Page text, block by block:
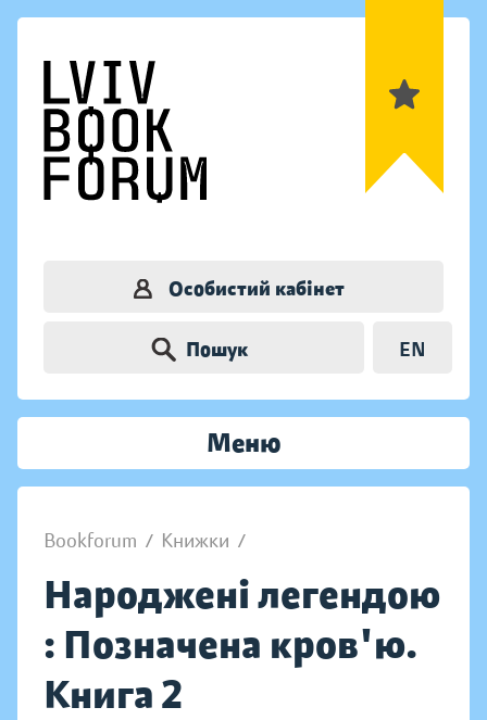
Особистий кабінет
Пошук EN
Меню
Bookforum / Книжки /
Народжені легендою
: Позначена кров'ю.
Книга 2